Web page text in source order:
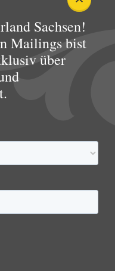
Sachsen!
Mailings bist
über